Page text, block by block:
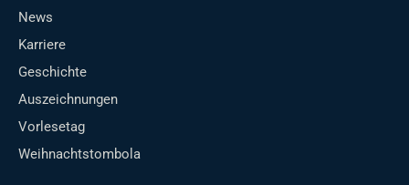
News
Karriere
Geschichte
Auszeichnungen
Vorlesetag
Weihnachtstombola